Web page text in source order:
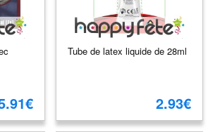
Tube de latex liquide de 28ml
2.93€